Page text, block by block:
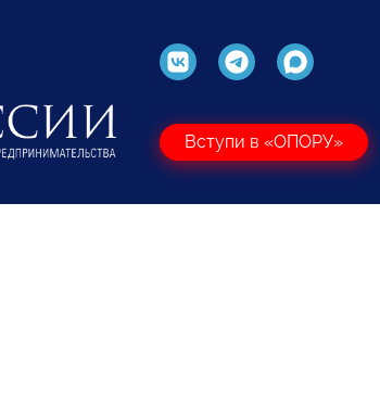
Вступи в «ОПОРУ»